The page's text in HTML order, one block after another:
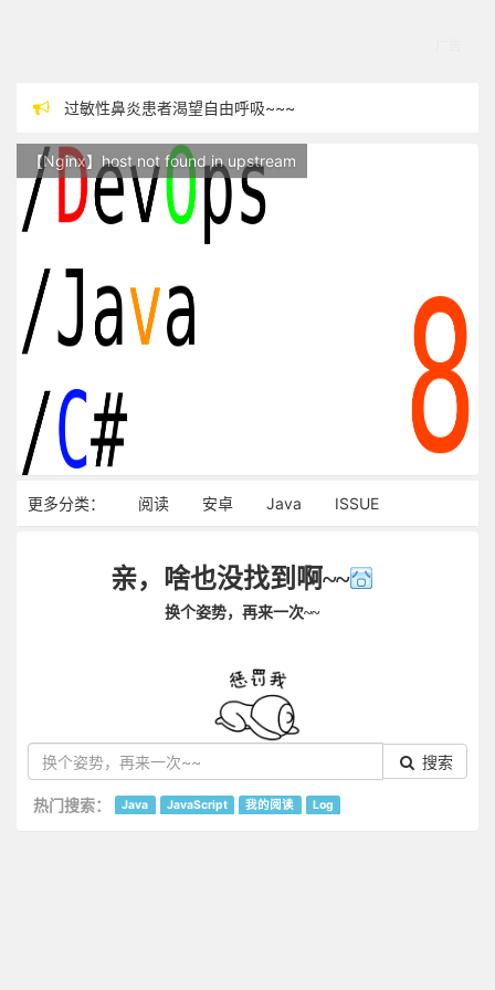
过敏性鼻炎患者渴望自由呼吸~~~
站点随时调整中，如果不能访问，请稍等片刻
反对日本核废水排海
【Nginx】host not found in upstream
更多分类： 阅读 安卓 Java ISSUE
亲，啥也没找到啊~~
换个姿势，再来一次~~
搜索
热门搜索： Java JavaScript 我的阅读 Log